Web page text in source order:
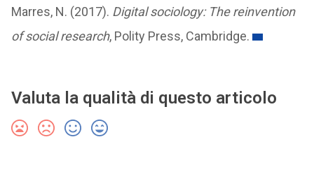
Marres, N. (2017). Digital sociology: The reinvention
of social research, Polity Press, Cambridge.
Valuta la qualità di questo articolo